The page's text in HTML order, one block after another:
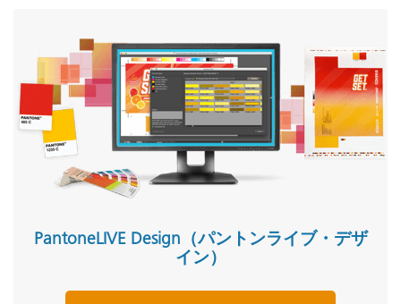
PantoneLIVE Design（パントンライブ・デザ
イン）